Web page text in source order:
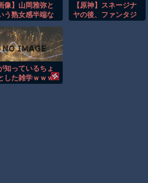
国道23号で撮影された避けようがな
ードレースのコース設計が絶対にお
アナ「国民が勝手に我々取材陣にカ
像】山岡雅弥と
う熟女感半端な
【原神】スネージナ
ヤの後、ファンタジ
知っているちょ
した雑学ｗｗｗ